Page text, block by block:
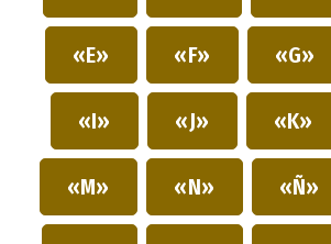
«E» «F» «G»
«I» «J» «K»
«M» «N» «Ñ»